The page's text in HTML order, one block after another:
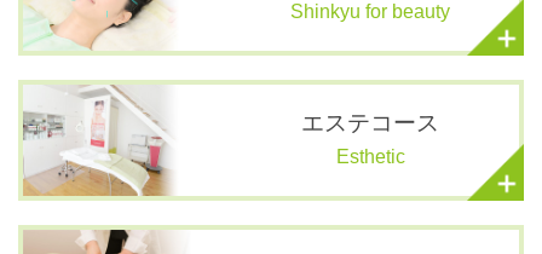
Shinkyu for beauty
エステコース
Esthetic